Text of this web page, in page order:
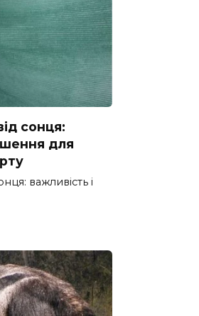
сонця:
для
важливість і